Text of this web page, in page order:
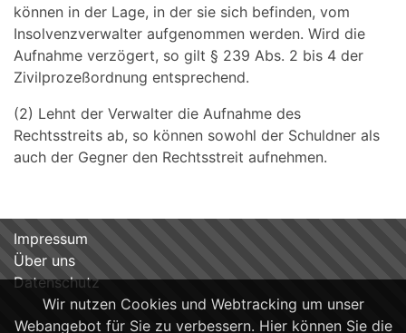
können in der Lage, in der sie sich befinden, vom
Insolvenzverwalter aufgenommen werden. Wird die
Aufnahme verzögert, so gilt § 239 Abs. 2 bis 4 der
Zivilprozeßordnung entsprechend.
(2) Lehnt der Verwalter die Aufnahme des
Rechtsstreits ab, so können sowohl der Schuldner als
auch der Gegner den Rechtsstreit aufnehmen.
Wir nutzen Cookies und Webtracking um unser
Webangebot für Sie zu verbessern. Hier können Sie die
Impressum
Über uns
Datenschutz